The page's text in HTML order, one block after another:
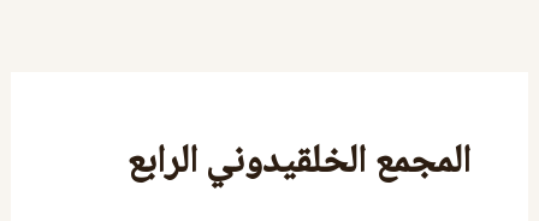
المجمع الخلقيدوني الرابع